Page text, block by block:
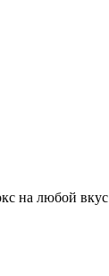
на любой вкус